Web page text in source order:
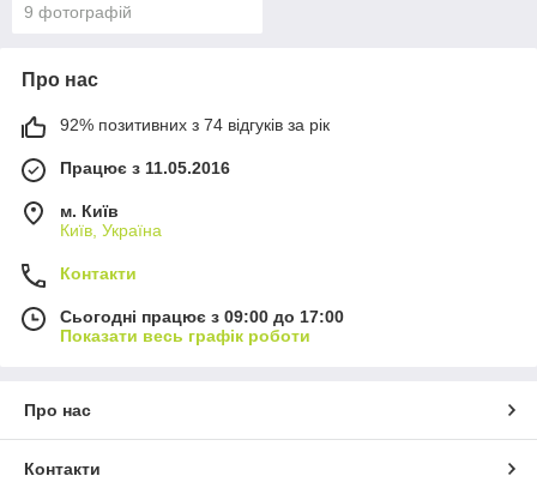
Щелок
9 фотографій
Про нас
92% позитивних з 74 відгуків за рік
Працює з 11.05.2016
м. Київ
Київ, Україна
Контакти
Сьогодні працює з 09:00 до 17:00
Показати весь графік роботи
Про нас
Контакти